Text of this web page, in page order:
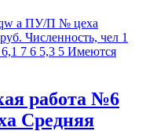
работа №6
Средняя